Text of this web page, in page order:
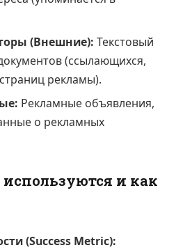
(Внешние): Текстовый
(ссылающихся,
рекламы).
Рекламные объявления,
о рекламных
и как
(Success Metric):